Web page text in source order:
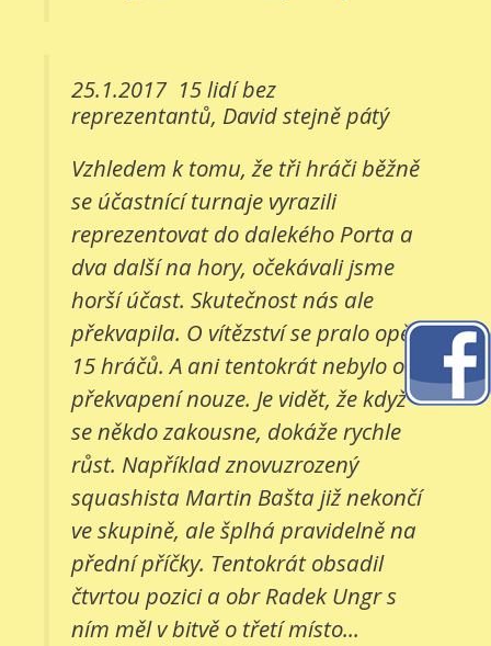
25.1.2017 15 lidí bez
reprezentantů, David stejně pátý
Vzhledem k tomu, že tři hráči běžně
se účastnící turnaje vyrazili
reprezentovat do dalekého Porta a
dva další na hory, očekávali jsme
horší účast. Skutečnost nás ale
překvapila. O vítězství se pralo opět
15 hráčů. A ani tentokrát nebylo o
překvapení nouze. Je vidět, že když
se někdo zakousne, dokáže rychle
růst. Například znovuzrozený
squashista Martin Bašta již nekončí
ve skupině, ale šplhá pravidelně na
přední příčky. Tentokrát obsadil
čtvrtou pozici a obr Radek Ungr s
ním měl v bitvě o třetí místo...